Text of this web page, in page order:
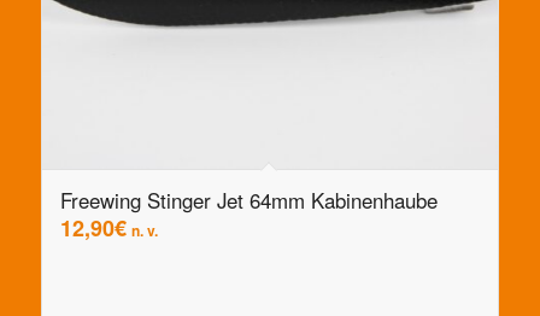
Freewing Stinger Jet 64mm Kabinenhaube
12,90€ n. v.